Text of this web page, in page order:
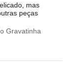
mas
peças
Gravatinha